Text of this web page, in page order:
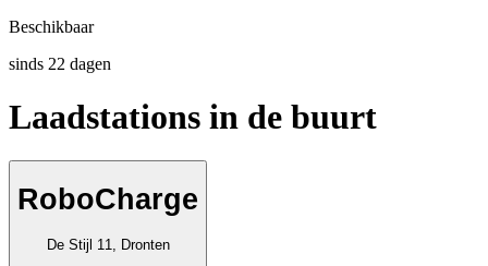
Beschikbaar
sinds 22 dagen
Laadstations in de buurt
RoboCharge
De Stijl 11, Dronten